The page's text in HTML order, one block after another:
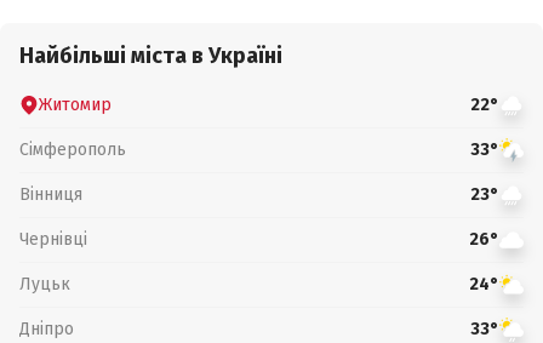
Найбільші міста в Україні
Житомир 22°
Сімферополь 33°
Вінниця 23°
Чернівці 26°
Луцьк 24°
Дніпро 33°